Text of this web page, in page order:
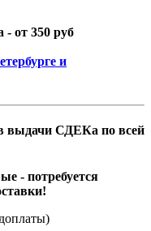
от 350 руб
и
выдачи СДЕКа по всей
- потребуется